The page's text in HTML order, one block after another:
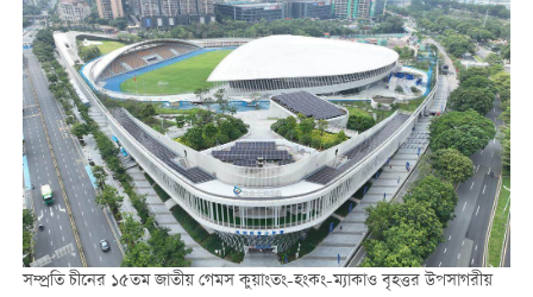
সম্প্রতি চীনের ১৫তম জাতীয় গেমস কুয়াংতং-হংকং-ম্যাকাও বৃহত্তর উপসাগরীয়